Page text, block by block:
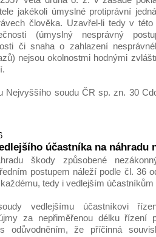
jakékoli úmyslné protiprávní
člověka. Uzavřel-li tedy v
(úmyslný nesprávný
či snaha o zahlazení
nejsou okolnostmi hodnými
Nejvyššího soudu ČR sp. zn. 30
účastníka na náhradu
škody způsobené
postupem náleží podle čl. 36
tedy i vedlejším
vedlejšímu účastníkovi
za nepřiměřenou délku řízení
odůvodněním, že příčinná